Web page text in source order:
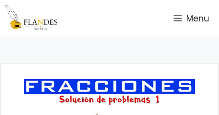
Saltar
contenido
Menu